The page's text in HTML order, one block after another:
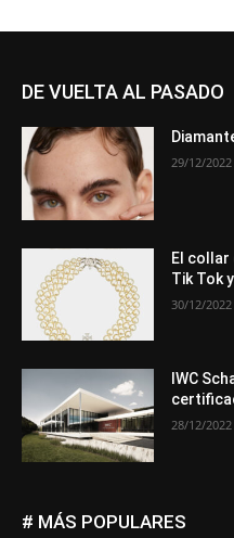
DE VUELTA AL PASADO
29/12/2022
El collar
Tik Tok
30/12/2022
IWC
28/12/2022
# MÁS POPULARES